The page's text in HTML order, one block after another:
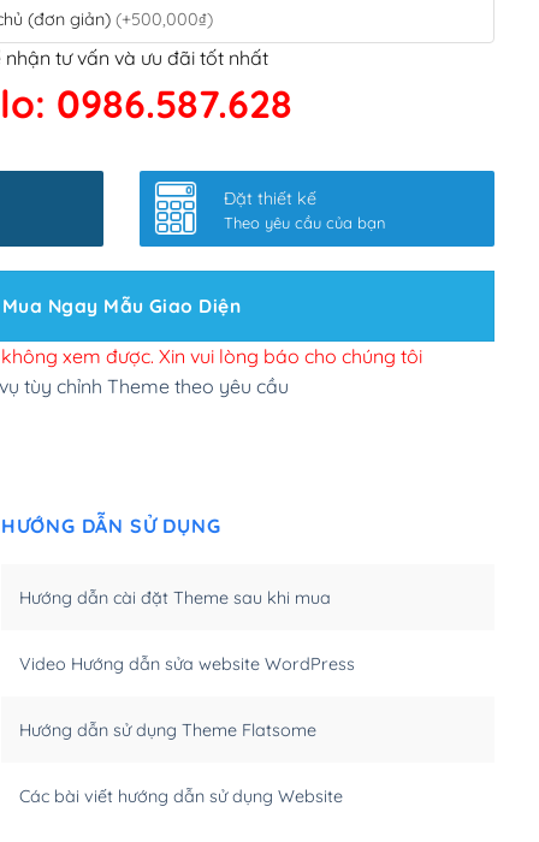
(đơn giản) (+500,000₫)
Code ngân hàng(+100,000₫)
kết google, cập nhật sitemap(+50,000₫)
slider chính (+200,000₫)
site Wordpress(+100,000₫)
đăng web(+300,000₫)
tuỳ chọn
(+450,000₫)
(+950,000₫)
tư vấn và ưu đãi tốt nhất
0986.587.628
Đặt thiết kế
Theo yêu cầu của bạn
Mua Ngay Mẫu Giao Diện
xem được. Xin vui lòng báo cho chúng tôi
tùy chỉnh Theme theo yêu cầu
HƯỚNG DẪN SỬ DỤNG
Hướng dẫn cài đặt Theme sau khi mua
Video Hướng dẫn sửa website WordPress
Hướng dẫn sử dụng Theme Flatsome
Các bài viết hướng dẫn sử dụng Website